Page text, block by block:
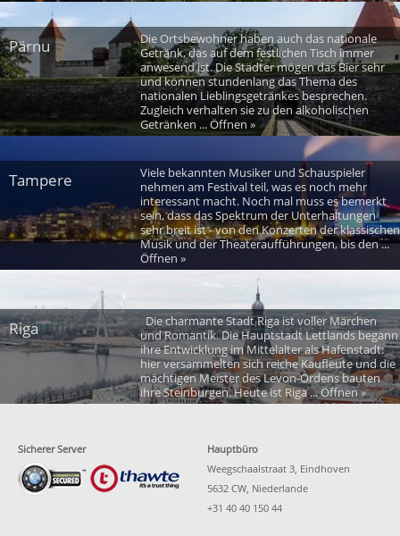
Pärnu
Die Ortsbewohner haben auch das nationale
Getränk, das auf dem festlichen Tisch immer
anwesend ist. Die Städter mögen das Bier sehr
und können stundenlang das Thema des
nationalen Lieblingsgetränkes besprechen.
Zugleich verhalten sie zu den alkoholischen
Getränken ... Öffnen »
Tampere
Viele bekannten Musiker und Schauspieler
nehmen am Festival teil, was es noch mehr
interessant macht. Noch mal muss es bemerkt
sein, dass das Spektrum der Unterhaltungen
sehr breit ist - von den Konzerten der klassischen
Musik und der Theateraufführungen, bis den ...
Öffnen »
Riga
Die charmante Stadt Riga ist voller Märchen
und Romantik. Die Hauptstadt Lettlands begann
ihre Entwicklung im Mittelalter als Hafenstadt:
hier versammelten sich reiche Kaufleute und die
mächtigen Meister des Levon-Ordens bauten
ihre Steinburgen. Heute ist Riga ... Öffnen »
Sicherer Server
Hauptbüro
Weegschaalstraat 3, Eindhoven
5632 CW, Niederlande
+31 40 40 150 44